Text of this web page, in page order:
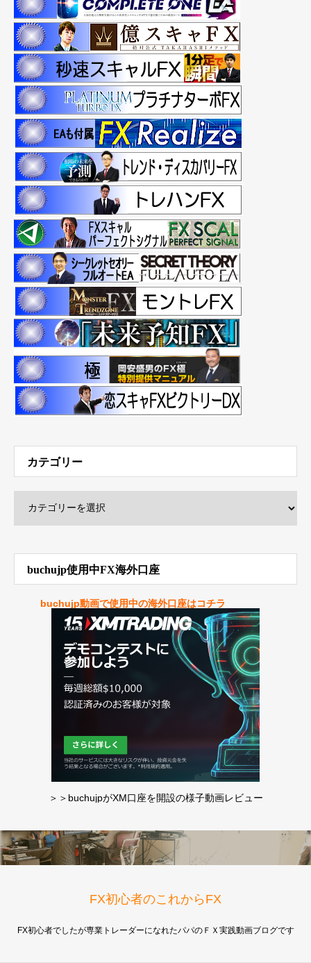
カテゴリー
buchujp使用中FX海外口座
buchujp動画で使用中の海外口座はコチラ
＞＞buchujpがXM口座を開設の様子動画レビュー
FX初心者のこれからFX
FX初心者でしたが専業トレーダーになれたパパのＦＸ実践動画ブログです